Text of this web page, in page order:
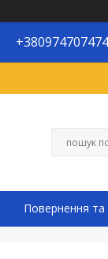
+380974707474
Повернення та